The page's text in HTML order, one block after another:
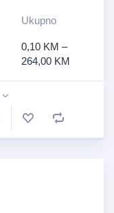
Ukupno
0,10 KM –
264,00 KM